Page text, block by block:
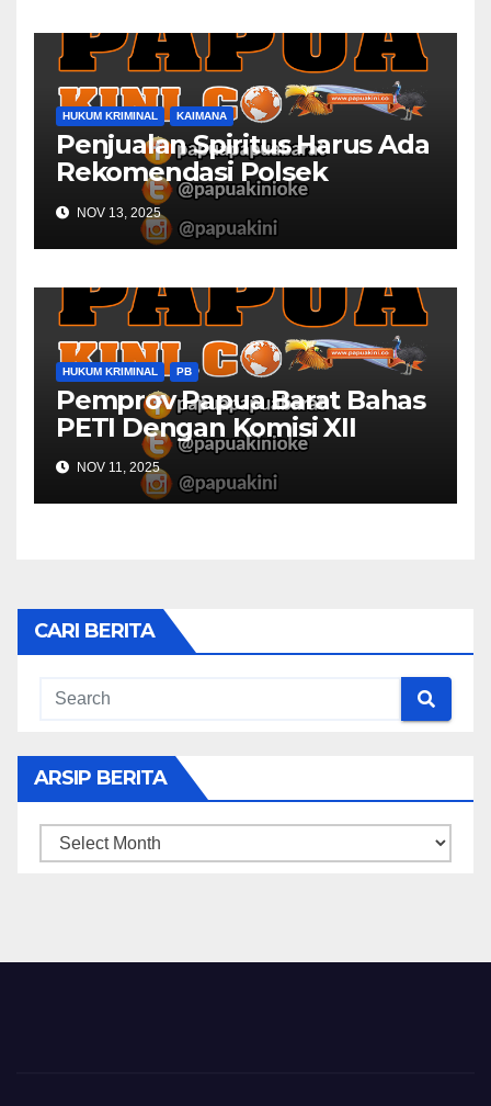
HUKUM KRIMINAL KAIMANA
Penjualan Spiritus Harus Ada
Rekomendasi Polsek
Kaimana
NOV 13, 2025
HUKUM KRIMINAL PB
Pemprov Papua Barat Bahas
PETI Dengan Komisi XII
NOV 11, 2025
CARI BERITA
ARSIP BERITA
ARSIP